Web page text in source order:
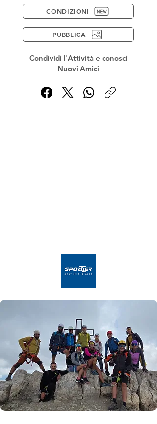
CONDIZIONI
PUBBLICA
Condividi l'Attività e conosci
Nuovi Amici